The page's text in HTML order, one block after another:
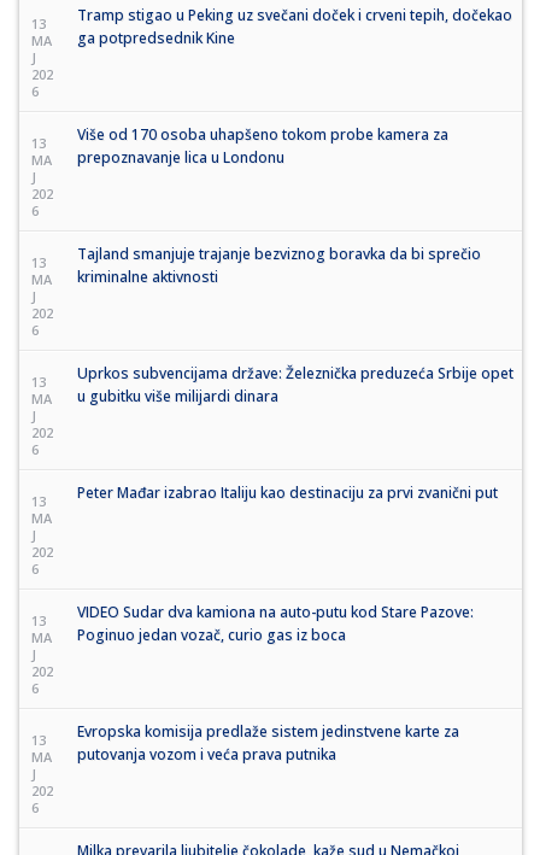
13
MA
J
202
6
Tramp stigao u Peking uz svečani doček i crveni tepih, dočekao
ga potpredsednik Kine
13
MA
J
202
6
Više od 170 osoba uhapšeno tokom probe kamera za
prepoznavanje lica u Londonu
13
MA
J
202
6
Tajland smanjuje trajanje bezviznog boravka da bi sprečio
kriminalne aktivnosti
13
MA
J
202
6
Uprkos subvencijama države: Železnička preduzeća Srbije opet
u gubitku više milijardi dinara
13
MA
J
202
6
Peter Mađar izabrao Italiju kao destinaciju za prvi zvanični put
13
MA
J
202
6
VIDEO Sudar dva kamiona na auto-putu kod Stare Pazove:
Poginuo jedan vozač, curio gas iz boca
13
MA
J
202
6
Evropska komisija predlaže sistem jedinstvene karte za
putovanja vozom i veća prava putnika
Milka prevarila ljubitelje čokolade, kaže sud u Nemačkoj